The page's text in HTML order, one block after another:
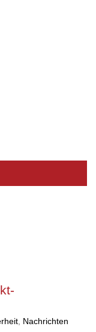
Nachrichten